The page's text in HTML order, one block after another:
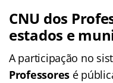
CNU dos
estados e
A participação no
Professores é